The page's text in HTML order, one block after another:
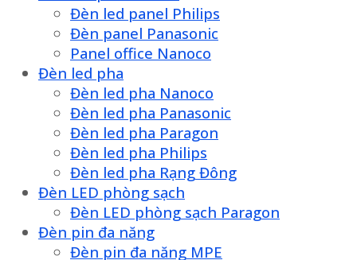
Đèn led panel Philips
Đèn panel Panasonic
Panel office Nanoco
Đèn led pha
Đèn led pha Nanoco
Đèn led pha Panasonic
Đèn led pha Paragon
Đèn led pha Philips
Đèn led pha Rạng Đông
Đèn LED phòng sạch
Đèn LED phòng sạch Paragon
Đèn pin đa năng
Đèn pin đa năng MPE